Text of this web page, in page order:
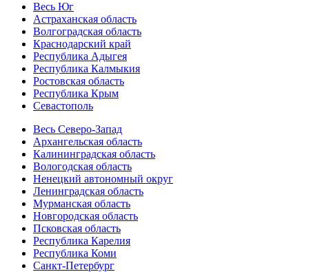
Весь Юг
Астраханская область
Волгоградская область
Краснодарский край
Республика Адыгея
Республика Калмыкия
Ростовская область
Республика Крым
Севастополь
Весь Северо-Запад
Архангельская область
Калининградская область
Вологодская область
Ненецкий автономный округ
Ленинградская область
Мурманская область
Новгородская область
Псковская область
Республика Карелия
Республика Коми
Санкт-Петербург